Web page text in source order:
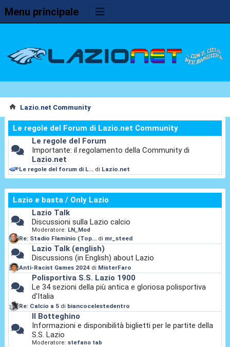
Menu principale
Lazio.net Community
Le regole del Forum di Lazio.net Community
Le regole del Forum
Importante: il regolamento della Community di
Lazio.net
Le regole del forum di L... di Lazio.net
Lazio e basta / Only Lazio
Lazio Talk
Discussioni sulla Lazio calcio
Moderatore: LN_Mod
Re: Stadio Flaminio (Top... di mr_steed
Lazio Talk (english)
Discussions (in English) about Lazio
Anti-Racist Games 2024 di MisterFaro
Polisportiva S.S. Lazio 1900
Le 34 sezioni della più antica e gloriosa polisportiva
d'Italia
Re: Calcio a 5 di biancocelestedentro
Il Botteghino
Informazioni e disponibilità biglietti per le partite della
S.S. Lazio
Moderatore:stefano tab